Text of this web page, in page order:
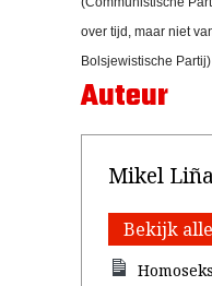
over tijd, maar niet
Bolsjewistische
Auteur
Mikel
Bekijk